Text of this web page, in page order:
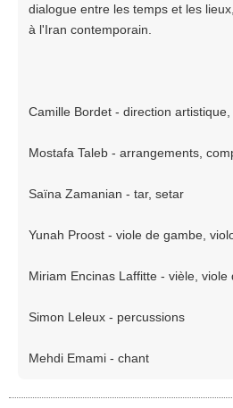
dialogue entre les temps et les
à l'Iran contemporain.
Camille Bordet - direction
Mostafa Taleb - arrangements,
Saïna Zamanian - tar, setar
Yunah Proost - viole de gambe,
Miriam Encinas Laffitte - vièle,
Simon Leleux - percussions
Mehdi Emami - chant